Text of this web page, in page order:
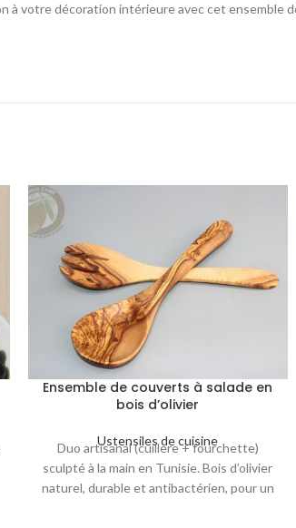
votre décoration intérieure avec cet ensemble
Ensemble de couverts à salade en
bois d’olivier
Ustensiles de cuisine
Duo artisanal (cuillère + fourchette)
sculpté à la main en Tunisie. Bois d’olivier
naturel, durable et antibactérien, pour un